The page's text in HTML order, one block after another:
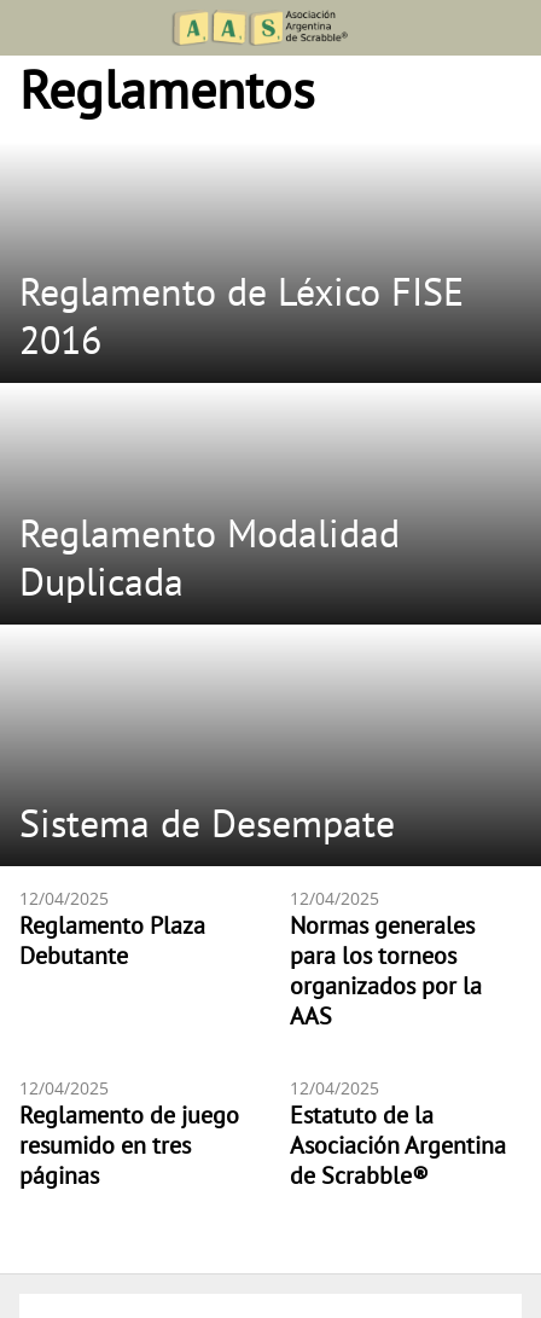
content
Reglamentos
Reglamento de Léxico FISE
2016
Reglamento Modalidad
Duplicada
Sistema de Desempate
12/04/2025
Reglamento Plaza
Debutante
12/04/2025
Normas generales
para los torneos
organizados por la
AAS
12/04/2025
Reglamento de juego
resumido en tres
páginas
12/04/2025
Estatuto de la
Asociación Argentina
de Scrabble®